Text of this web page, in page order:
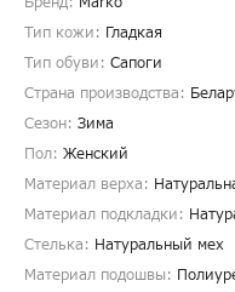
Тип кожи: Гладкая
Тип обуви: Сапоги
Страна производства:
Сезон: Зима
Пол: Женский
Материал верха:
Материал подкладки:
Стелька: Натуральный мех
Материал подошвы: